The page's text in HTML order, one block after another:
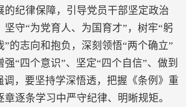
的纪律保障，引导党员干部坚定政治
坚守“为党育人、为国育才”，树牢“躬
”的志向和抱负，深刻领悟“两个确立”
“四个意识”、坚定“四个自信”、做到
调，要坚持学深悟透，把握《条例》重
逐条学习中严守纪律、明晰规矩。